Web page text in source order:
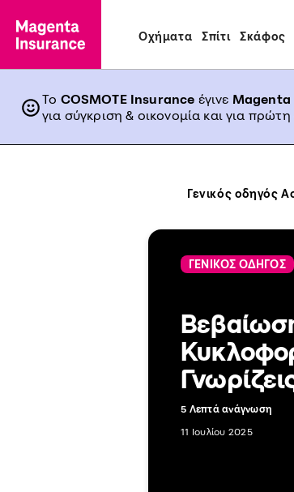
Οχήματα Σπίτι Σκάφος
Το COSMOTE Insurance έγινε
για σύγκριση & οικονομία και για
Γενικός οδηγός
ΓΕΝΙΚΟΣ ΟΔΗΓΟΣ
5 Λεπτά ανάγνωση
11 Ιουλίου 2025